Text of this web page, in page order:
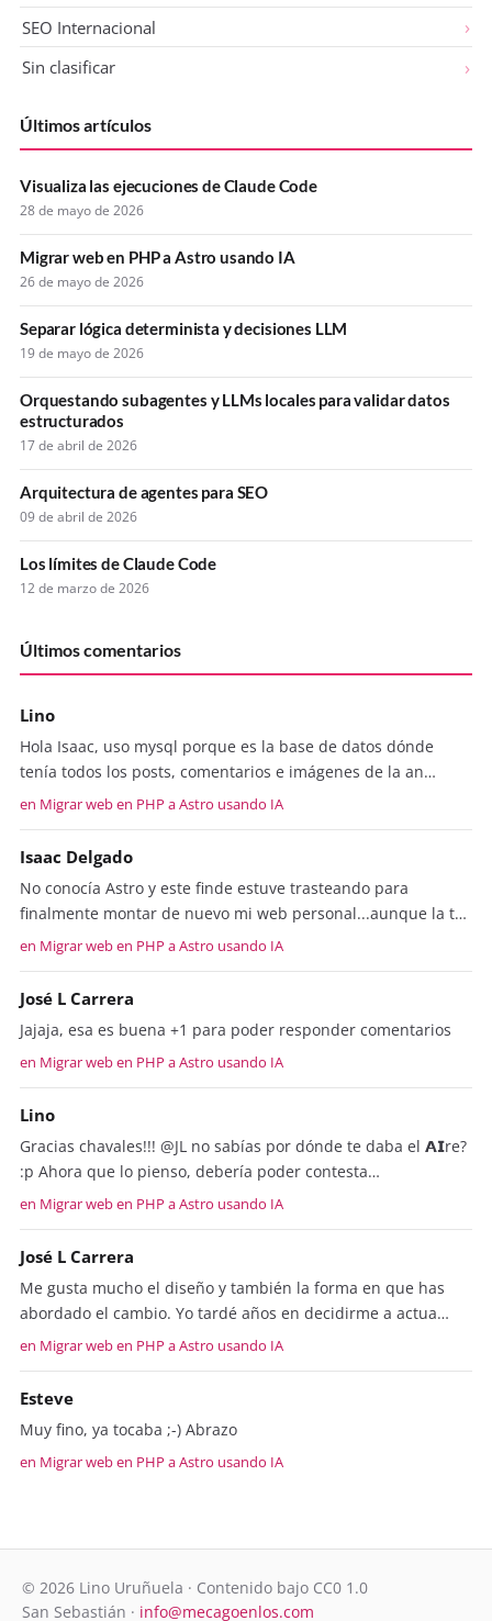
SEO Internacional
Sin clasificar
Últimos artículos
Visualiza las ejecuciones de Claude Code
28 de mayo de 2026
Migrar web en PHP a Astro usando IA
26 de mayo de 2026
Separar lógica determinista y decisiones LLM
19 de mayo de 2026
Orquestando subagentes y LLMs locales para validar datos
estructurados
17 de abril de 2026
Arquitectura de agentes para SEO
09 de abril de 2026
Los límites de Claude Code
12 de marzo de 2026
Últimos comentarios
Lino
Hola Isaac, uso mysql porque es la base de datos dónde
tenía todos los posts, comentarios e imágenes de la an…
en Migrar web en PHP a Astro usando IA
Isaac Delgado
No conocía Astro y este finde estuve trasteando para
finalmente montar de nuevo mi web personal...aunque la t…
en Migrar web en PHP a Astro usando IA
José L Carrera
Jajaja, esa es buena +1 para poder responder comentarios
en Migrar web en PHP a Astro usando IA
Lino
Gracias chavales!!! @JL no sabías por dónde te daba el 𝗔𝗜re?
:p Ahora que lo pienso, debería poder contesta…
en Migrar web en PHP a Astro usando IA
José L Carrera
Me gusta mucho el diseño y también la forma en que has
abordado el cambio. Yo tardé años en decidirme a actua…
en Migrar web en PHP a Astro usando IA
Esteve
Muy fino, ya tocaba ;-) Abrazo
en Migrar web en PHP a Astro usando IA
© 2026 Lino Uruñuela · Contenido bajo CC0 1.0
San Sebastián · info@mecagoenlos.com